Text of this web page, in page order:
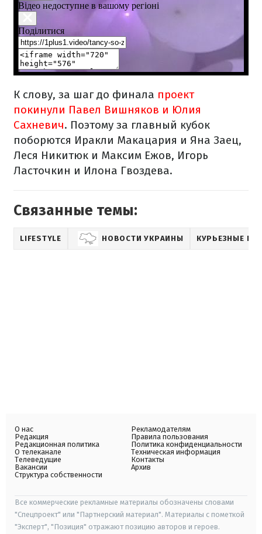
К слову, за шаг до финала проект
покинули Павел Вишняков и Юлия
Сахневич. Поэтому за главный кубок
поборются Иракли Макацария и Яна Заец,
Леся Никитюк и Максим Ежов, Игорь
Ласточкин и Илона Гвоздева.
Связанные темы:
LIFESTYLE НОВОСТИ УКРАИНЫ КУРЬЕЗНЫЕ
О нас
Редакция
Редакционная политика
О телеканале
Телеведущие
Вакансии
Структура собственности
Рекламодателям
Правила пользования
Политика конфиденциальности
Техническая информация
Контакты
Архив
Все коммерческие рекламные материалы обозначены словами
"Спецпроект" или "Партнерский материал". Материалы с пометкой
"Эксперт", "Позиция" отражают позицию авторов и героев.